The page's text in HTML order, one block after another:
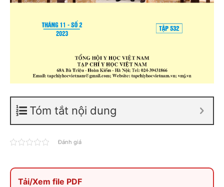
Tóm tắt nội dung
Đánh giá
Tải/Xem file PDF